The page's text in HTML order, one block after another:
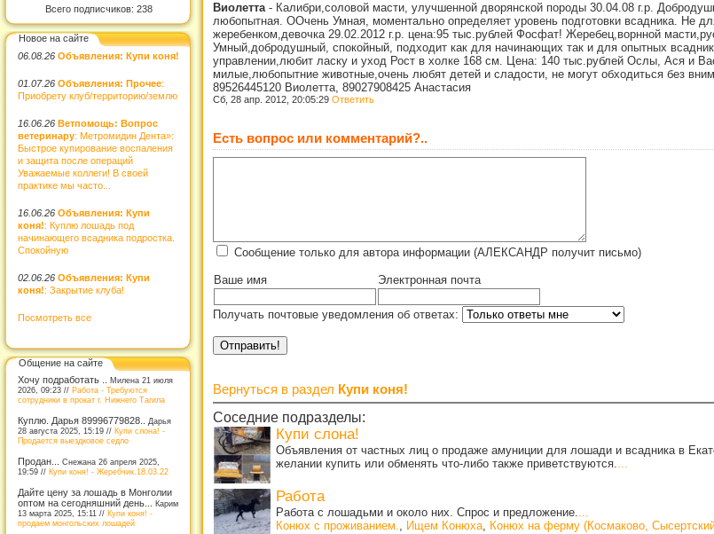
Всего подписчиков: 238
Новое на сайте
06.08.26 Объявления: Купи коня!
01.07.26 Объявления: Прочее:
Приобрету клуб/территорию/землю
16.06.26 Ветпомощь: Вопрос
ветеринару: Метромидин Дента»:
Быстрое купирование воспаления
и защита после операций
Уважаемые коллеги! В своей
практике мы часто...
16.06.26 Объявления: Купи
коня!: Куплю лошадь под
начинающего всадника подростка.
Спокойную
02.06.26 Объявления: Купи
коня!: Закрытие клуба!
Посмотреть все
Общение на сайте
Хочу подработать .. Милена 21 июля
2026, 09:23 // Работа - Требуются
сотрудники в прокат г. Нижнего Тагила
Куплю. Дарья 89996779828..
Дарья
28 августа 2025, 15:19 // Купи слона! -
Продается выездковое седло
Продан... Снежана 26 апреля 2025,
19:59 // Купи коня! - Жеребчик.18.03.22
Дайте цену за лошадь в Монголии
оптом на сегодняшний день... Карим
13 марта 2025, 15:11 // Купи коня! -
продаем монгольских лошадей
Виолетта - Калибри,соловой масти, улучшенной дворянской породы 30.04.08 г.р.
любопытная. ООчень Умная, моментально определяет уровень подготовки всадника. Не
жеребенком,девочка 29.02.2012 г.р. цена:95 тыс.рублей Фосфат! Жеребец,ворнной
Умный,добродушный, спокойный, подходит как для начинающих так и для опытных
управлении,любит ласку и уход Рост в холке 168 см. Цена: 140 тыс.рублей Ослы, Ася и
милые,любопытние животные,очень любят детей и сладости, не могут обходиться без
89526445120 Виолетта, 89027908425 Анастасия
Сб, 28 апр. 2012, 20:05:29 Ответить
Есть вопрос или комментарий?..
Сообщение только для автора информации (АЛЕКСАНДР получит письмо)
Ваше имя Электронная почта
Получать почтовые уведомления об ответах:
Вернуться в раздел Купи коня!
Соседние подразделы:
Купи слона!
Объявления от частных лиц о продаже амуниции для лошади и всадника в
желании купить или обменять что-либо также приветствуются.
Работа
Работа с лошадьми и около них. Спрос и предложение.
Конюх с проживанием.
Ищем Конюха Конюх на ферму (Космаково,